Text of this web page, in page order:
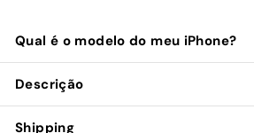
Qual é o modelo do meu iPhone?
Descrição
Shipping